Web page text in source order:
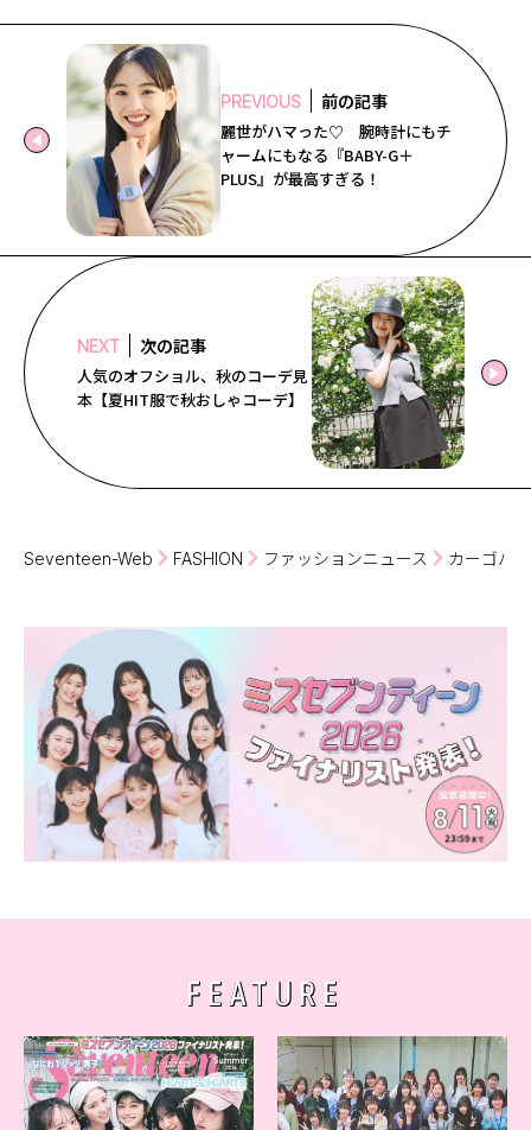
PREVIOUS 前の記事
麗世がハマった♡ 腕時計にもチ
ャームにもなる『BABY-G＋
PLUS』が最高すぎる！
NEXT 次の記事
人気のオフショル、秋のコーデ見
本【夏HIT服で秋おしゃコーデ】
Seventeen-Web FASHION ファッションニュース カーゴパ
FEATURE